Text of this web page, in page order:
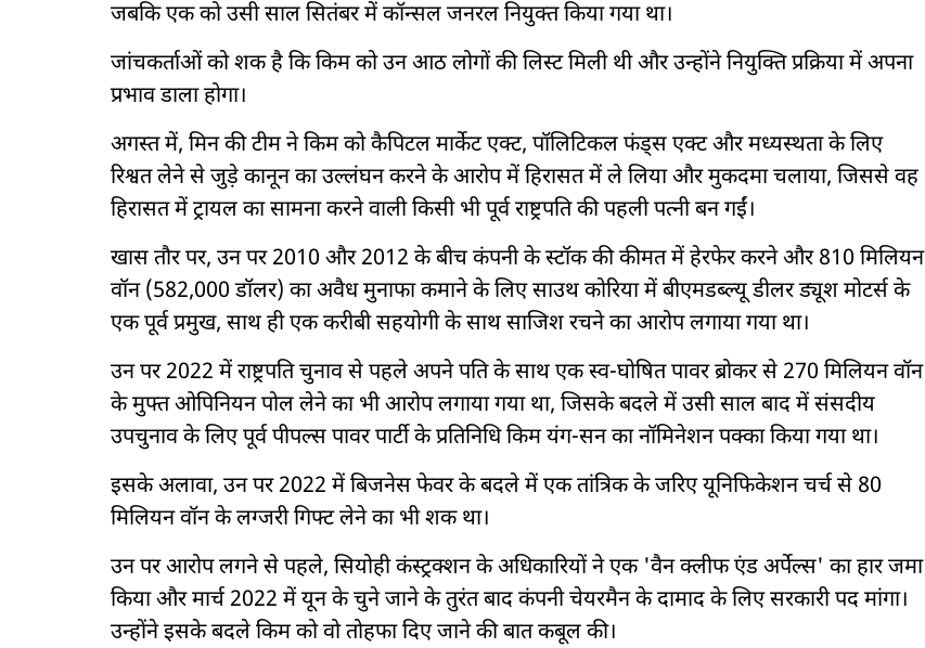
जबकि एक को उसी साल सितंबर में कॉन्सल जनरल नियुक्त किया गया था।
जांचकर्ताओं को शक है कि किम को उन आठ लोगों की लिस्ट मिली थी और उन्होंने नियुक्ति प्रक्रिया में अपना
प्रभाव डाला होगा।
अगस्त में, मिन की टीम ने किम को कैपिटल मार्केट एक्ट, पॉलिटिकल फंड्स एक्ट और मध्यस्थता के लिए
रिश्वत लेने से जुड़े कानून का उल्लंघन करने के आरोप में हिरासत में ले लिया और मुकदमा चलाया, जिससे वह
हिरासत में ट्रायल का सामना करने वाली किसी भी पूर्व राष्ट्रपति की पहली पत्नी बन गईं।
खास तौर पर, उन पर 2010 और 2012 के बीच कंपनी के स्टॉक की कीमत में हेरफेर करने और 810 मिलियन
वॉन (582,000 डॉलर) का अवैध मुनाफा कमाने के लिए साउथ कोरिया में बीएमडब्ल्यू डीलर ड्यूश मोटर्स के
एक पूर्व प्रमुख, साथ ही एक करीबी सहयोगी के साथ साजिश रचने का आरोप लगाया गया था।
उन पर 2022 में राष्ट्रपति चुनाव से पहले अपने पति के साथ एक स्व-घोषित पावर ब्रोकर से 270 मिलियन वॉन
के मुफ्त ओपिनियन पोल लेने का भी आरोप लगाया गया था, जिसके बदले में उसी साल बाद में संसदीय
उपचुनाव के लिए पूर्व पीपल्स पावर पार्टी के प्रतिनिधि किम यंग-सन का नॉमिनेशन पक्का किया गया था।
इसके अलावा, उन पर 2022 में बिजनेस फेवर के बदले में एक तांत्रिक के जरिए यूनिफिकेशन चर्च से 80
मिलियन वॉन के लग्जरी गिफ्ट लेने का भी शक था।
उन पर आरोप लगने से पहले, सियोही कंस्ट्रक्शन के अधिकारियों ने एक 'वैन क्लीफ एंड अर्पेल्स' का हार जमा
किया और मार्च 2022 में यून के चुने जाने के तुरंत बाद कंपनी चेयरमैन के दामाद के लिए सरकारी पद मांगा।
उन्होंने इसके बदले किम को वो तोहफा दिए जाने की बात कबूल की।